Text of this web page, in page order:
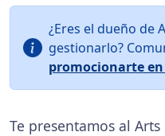
¿Eres el dueño de
gestionarlo?
promocionarte
Te presentamos al